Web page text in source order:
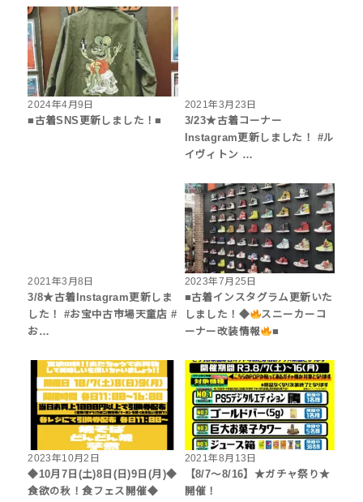
2024年4月9日
■古着SNS更新しました！■
2021年3月23日
3/23★古着コーナー
Instagram更新しました！ #ル
イヴィトン …
2021年3月8日
3/8★古着Instagram更新しま
した！ #お宝中古市場天童店 #
お…
2023年7月25日
■古着インスタグラム更新いた
しました！◆
スニーカーコ
ーナー改装情報
■
2023年10月2日
◆10月7日(土)8日(日)9日(月)◆
食欲の秋！食フェス開催◆
2021年8月13日
【8/7～8/16】★ガチャ祭り★
開催！